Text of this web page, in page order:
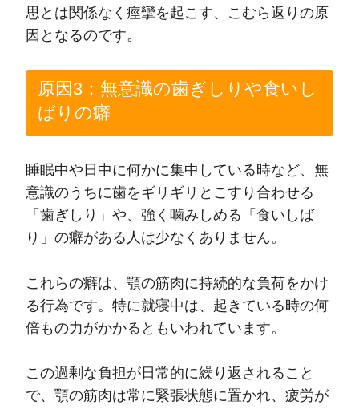
思とは関係なく痙攣を起こす、こむら返りの原
因となるのです。
原因3：無意識の歯ぎしりや食いし
ばりの癖
睡眠中や日中に何かに集中している時など、無
意識のうちに歯をギリギリとこすり合わせる
「歯ぎしり」や、強く噛みしめる「食いしば
り」の癖がある人は少なくありません。
これらの癖は、顎の筋肉に持続的な負荷をかけ
る行為です。特に就寝中は、起きている時の何
倍もの力がかかるともいわれています。
この過剰な負担が日常的に繰り返されること
で、顎の筋肉は常に緊張状態に置かれ、疲労が